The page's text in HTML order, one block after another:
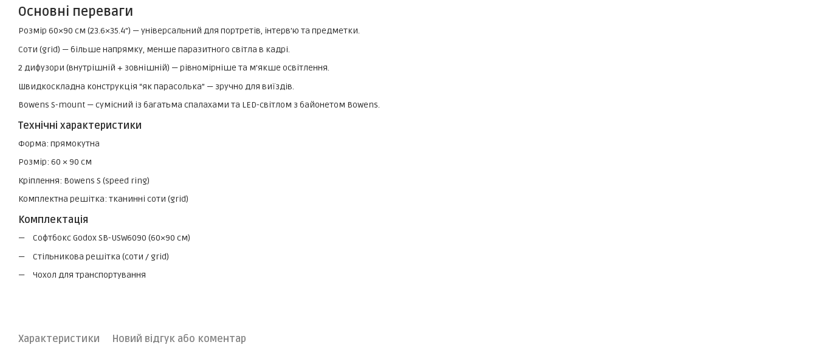
Основні переваги
Розмір 60×90 см (23.6×35.4") — універсальний для портретів, інтерв’ю та предметки.
Соти (grid) — більше напрямку, менше паразитного світла в кадрі.
2 дифузори (внутрішній + зовнішній) — рівномірніше та м’якше освітлення.
Швидкоскладна конструкція “як парасолька” — зручно для виїздів.
Bowens S-mount — сумісний із багатьма спалахами та LED-світлом з байонетом Bowens.
Технічні характеристики
Форма: прямокутна
Розмір: 60 × 90 см
Кріплення: Bowens S (speed ring)
Комплектна решітка: тканинні соти (grid)
Комплектація
Софтбокс Godox SB-USW6090 (60×90 см)
Стільникова решітка (соти / grid)
Чохол для транспортування
Характеристики Новий відгук або коментар